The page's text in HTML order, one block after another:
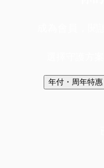
年付・周年特惠